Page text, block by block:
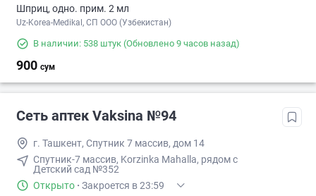
Шприц, одно. прим. 2 мл
Uz-Korea-Medikal, СП ООО (Узбекистан)
В наличии: 538 штук (Обновлено 9 часов назад)
900 сум
Сеть аптек Vaksina №94
г. Ташкент, Спутник 7 массив, дом 14
Спутник-7 массив, Korzinka Mahalla, рядом с
Детский сад №352
Открыто · Закроется в 23:59